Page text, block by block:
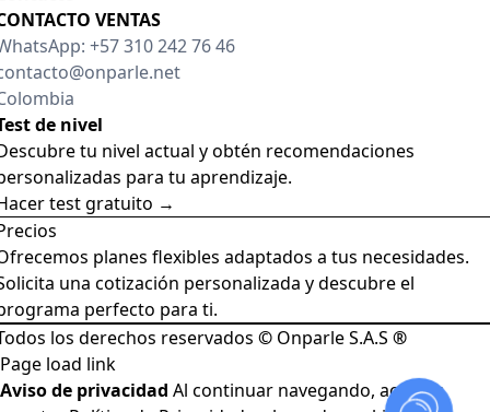
VENTAS
+57 310 242 76 46
de nivel
tu nivel actual y obtén recomendaciones
para tu aprendizaje.
test gratuito →
planes flexibles adaptados a tus necesidades.
una cotización personalizada y descubre el
perfecto para ti.
los derechos reservados ©Onparle S.A.S ®
Toggle
Sliding
Page load link
Aviso de privacidad Al continuar navegando, aceptas